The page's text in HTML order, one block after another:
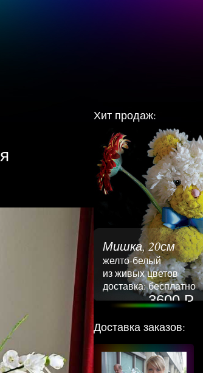
Хит продаж:
Мишка, 20см
желто-белый
из живых цветов
доставка: бесплатно
3600 Р
Доставка заказов: